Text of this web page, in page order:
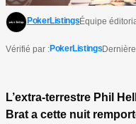
PokerListingsÉquipe
Vérifié par :PokerListings
L’extra-terrestre Phil
Brat a cette nuit